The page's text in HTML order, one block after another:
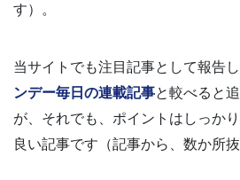
す）。
当サイトでも注目記事として報告
ンデー毎日の連載記事と較べると
が、それでも、ポイントはしっか
良い記事です（記事から、数か所抜